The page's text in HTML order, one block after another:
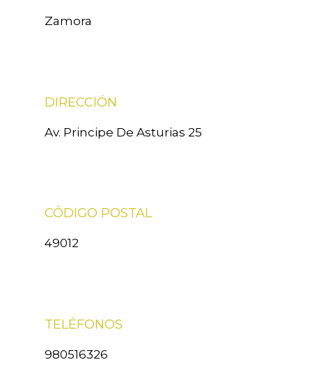
Zamora
DIRECCIÓN
Av. Principe De Asturias 25
CÓDIGO POSTAL
49012
TELÉFONOS
980516326